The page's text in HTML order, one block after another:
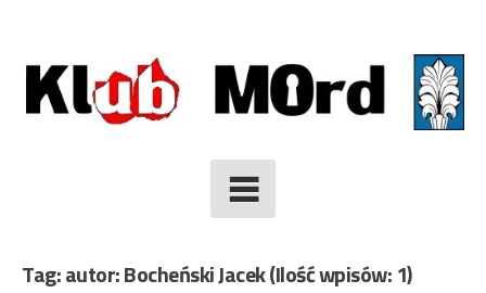
to
content
Tag: autor: Bocheński Jacek(Ilość wpisów: 1)